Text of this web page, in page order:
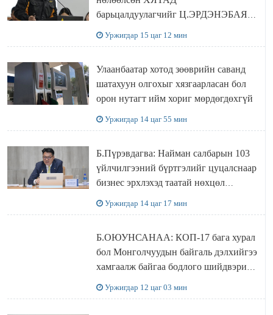
барьцалдуулагчийг Ц.ЭРДЭНЭБАЯР
Уржигдар 15 цаг 12 мин
Улаанбаатар хотод зөөврийн саванд
шатахуун олгохыг хязгаарласан бол
орон нутагт ийм хориг мөрдөгдөхгүй
Уржигдар 14 цаг 55 мин
Б.Пүрэвдагва: Найман салбарын 103
үйлчилгээний бүртгэлийг цуцалснаар
бизнес эрхлэхэд таатай нөхцөл
Уржигдар 14 цаг 17 мин
Б.ОЮУНСАНАА: КОП-17 бага хурал
бол Монголчуудын байгаль дэлхийгээ
хамгаалж байгаа бодлого шийдвэрийг
Уржигдар 12 цаг 03 мин